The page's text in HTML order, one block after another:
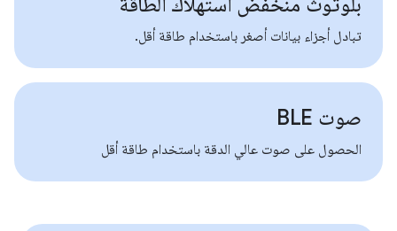
تبادل أجزاء بيانات أصغر باستخدام طاقة أقل.
صوت BLE
الحصول على صوت عالي الدقة باستخدام طاقة أقل